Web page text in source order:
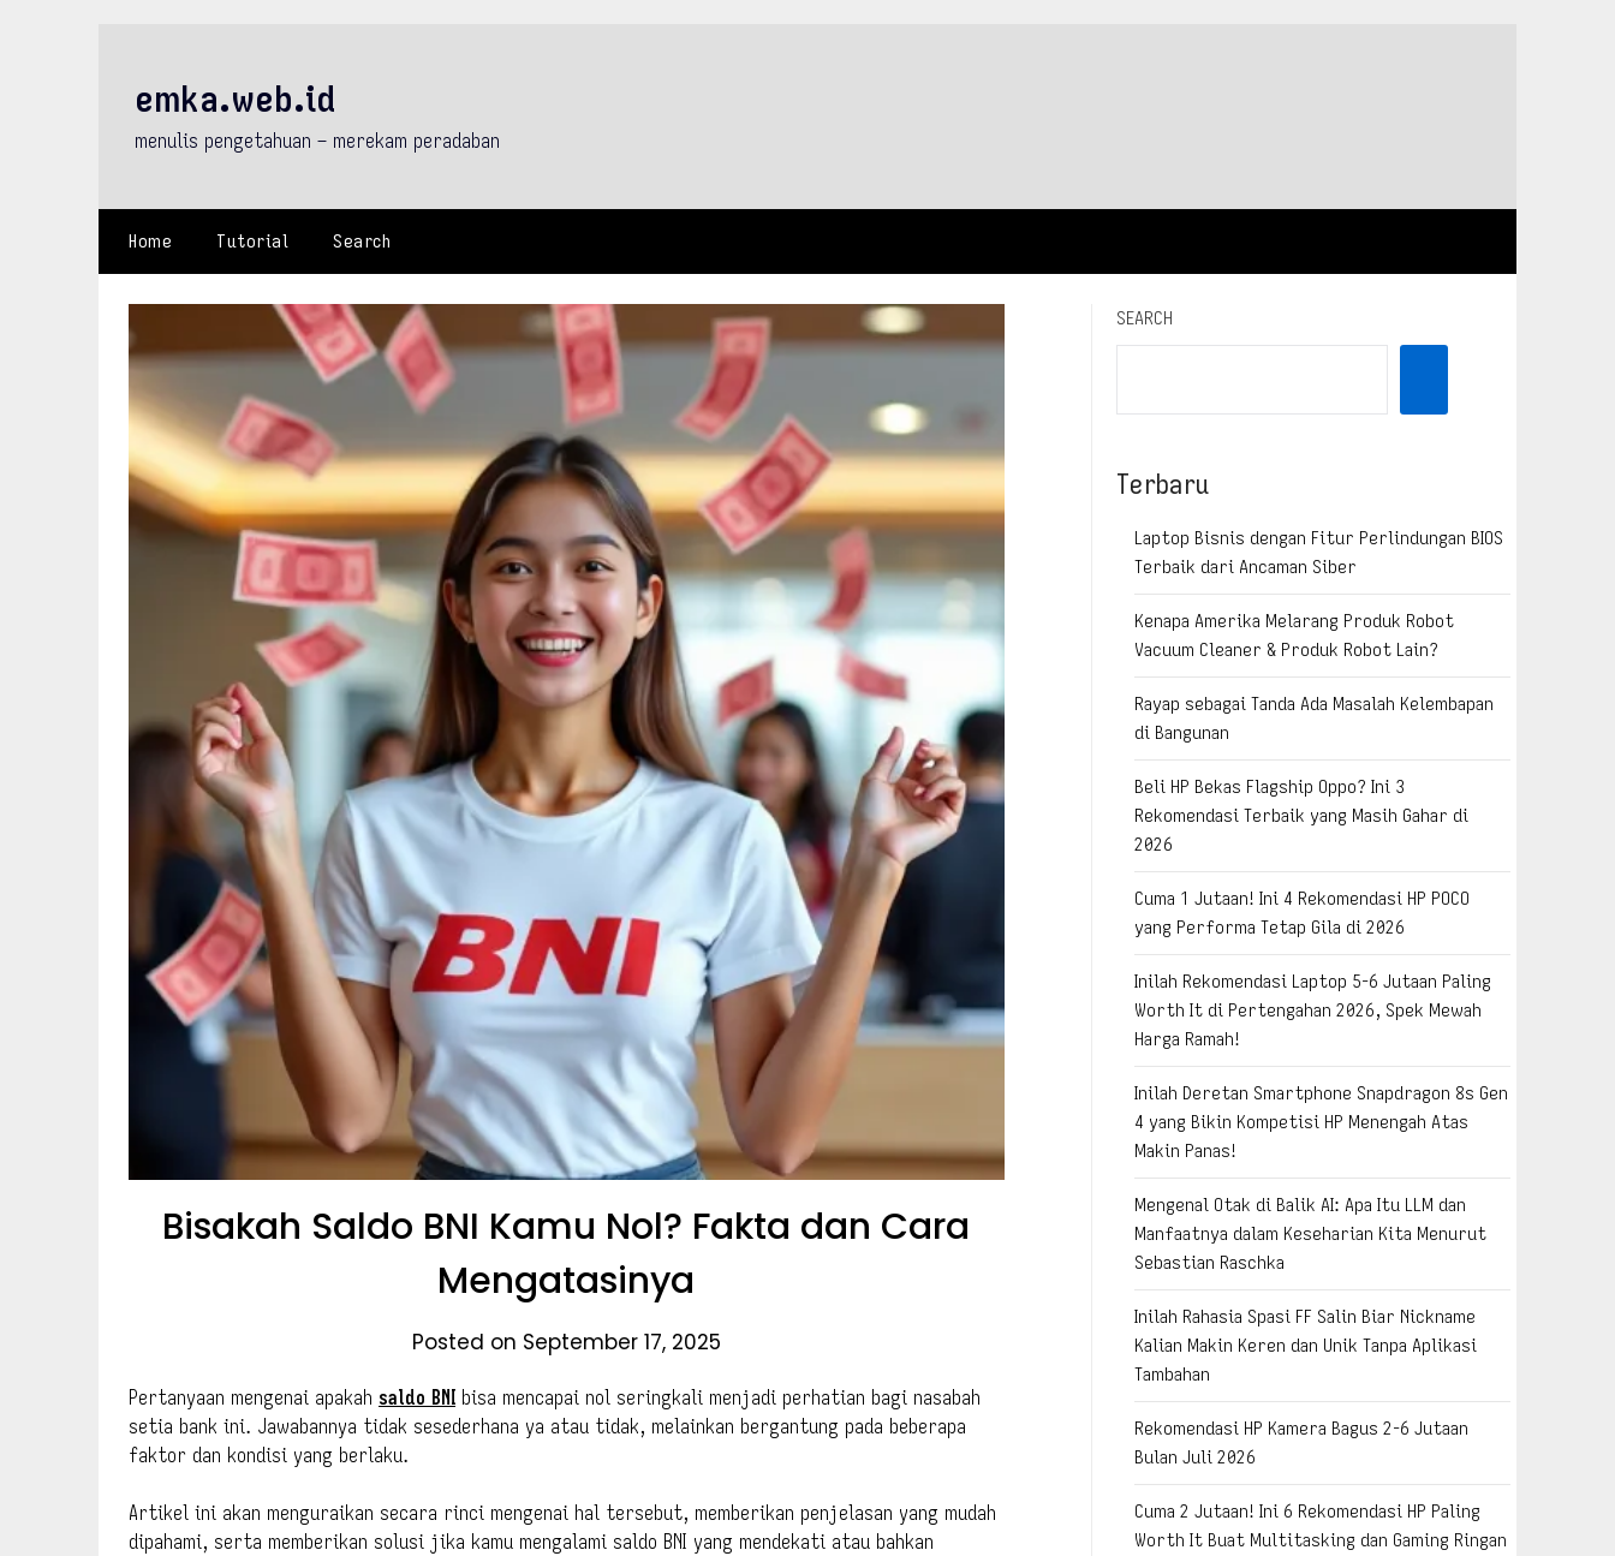
emka.web.id
menulis pengetahuan – merekam peradaban
Home Tutorial Search
Bisakah Saldo BNI Kamu Nol? Fakta dan Cara
Mengatasinya
Posted on September 17, 2025
Pertanyaan mengenai apakah saldo BNI bisa mencapai nol seringkali menjadi perhatian bagi nasabah
setia bank ini. Jawabannya tidak sesederhana ya atau tidak, melainkan bergantung pada beberapa
faktor dan kondisi yang berlaku.
Artikel ini akan menguraikan secara rinci mengenai hal tersebut, memberikan penjelasan yang mudah
dipahami, serta memberikan solusi jika kamu mengalami saldo BNI yang mendekati atau bahkan
SEARCH
Terbaru
Laptop Bisnis dengan Fitur Perlindungan BIOS
Terbaik dari Ancaman Siber
Kenapa Amerika Melarang Produk Robot
Vacuum Cleaner & Produk Robot Lain?
Rayap sebagai Tanda Ada Masalah Kelembapan
di Bangunan
Beli HP Bekas Flagship Oppo? Ini 3
Rekomendasi Terbaik yang Masih Gahar di
2026
Cuma 1 Jutaan! Ini 4 Rekomendasi HP POCO
yang Performa Tetap Gila di 2026
Inilah Rekomendasi Laptop 5-6 Jutaan Paling
Worth It di Pertengahan 2026, Spek Mewah
Harga Ramah!
Inilah Deretan Smartphone Snapdragon 8s Gen
4 yang Bikin Kompetisi HP Menengah Atas
Makin Panas!
Mengenal Otak di Balik AI: Apa Itu LLM dan
Manfaatnya dalam Keseharian Kita Menurut
Sebastian Raschka
Inilah Rahasia Spasi FF Salin Biar Nickname
Kalian Makin Keren dan Unik Tanpa Aplikasi
Tambahan
Rekomendasi HP Kamera Bagus 2-6 Jutaan
Bulan Juli 2026
Cuma 2 Jutaan! Ini 6 Rekomendasi HP Paling
Worth It Buat Multitasking dan Gaming Ringan